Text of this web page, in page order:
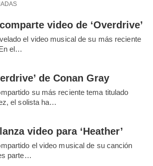
video de ‘Overdrive’
el video musical de su más reciente
el…
de Conan Gray
su más reciente tema titulado
el solista ha…
video para ‘Heather’
el video musical de su canción
parte…